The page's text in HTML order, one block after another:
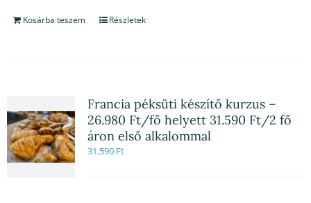
Kosárba teszem Részletek
Francia péksüti készítő kurzus –
26.980 Ft/fő helyett 31.590 Ft/2 fő
áron első alkalommal
31,590 Ft